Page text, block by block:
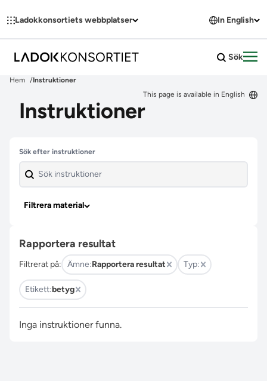
Ladokkonsortiets webbplatser In English
Sök
Hem
Instruktioner
This page is available in English
Instruktioner
Hoppa över filter
Sök efter instruktioner
Filtrera material
Rapportera resultat
Filtrerat på: Ämne:Rapportera resultat Typ:
Etikett:betyg
Inga instruktioner funna.